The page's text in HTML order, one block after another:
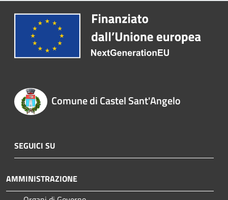
Comune di Castel Sant'Angelo
SEGUICI SU
AMMINISTRAZIONE